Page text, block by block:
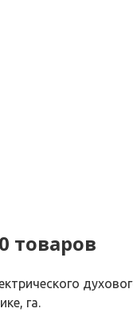
товаров
га.